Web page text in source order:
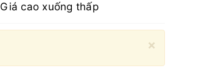
Giá cao xuống thấp
×